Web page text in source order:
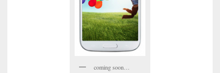
coming soon…